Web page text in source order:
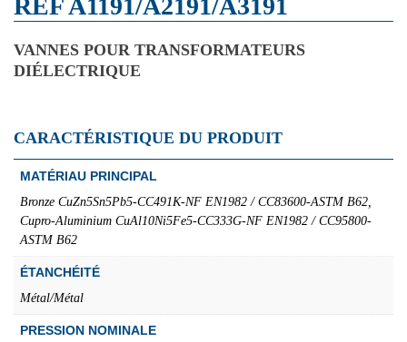
REF A1191/A2191/A3191
VANNES POUR TRANSFORMATEURS
DIÉLECTRIQUE
CARACTÉRISTIQUE DU PRODUIT
MATÉRIAU PRINCIPAL
Bronze CuZn5Sn5Pb5-CC491K-NF EN1982 / CC83600-ASTM B62,
Cupro-Aluminium CuAl10Ni5Fe5-CC333G-NF EN1982 / CC95800-
ASTM B62
ÉTANCHÉITÉ
Métal/Métal
PRESSION NOMINALE